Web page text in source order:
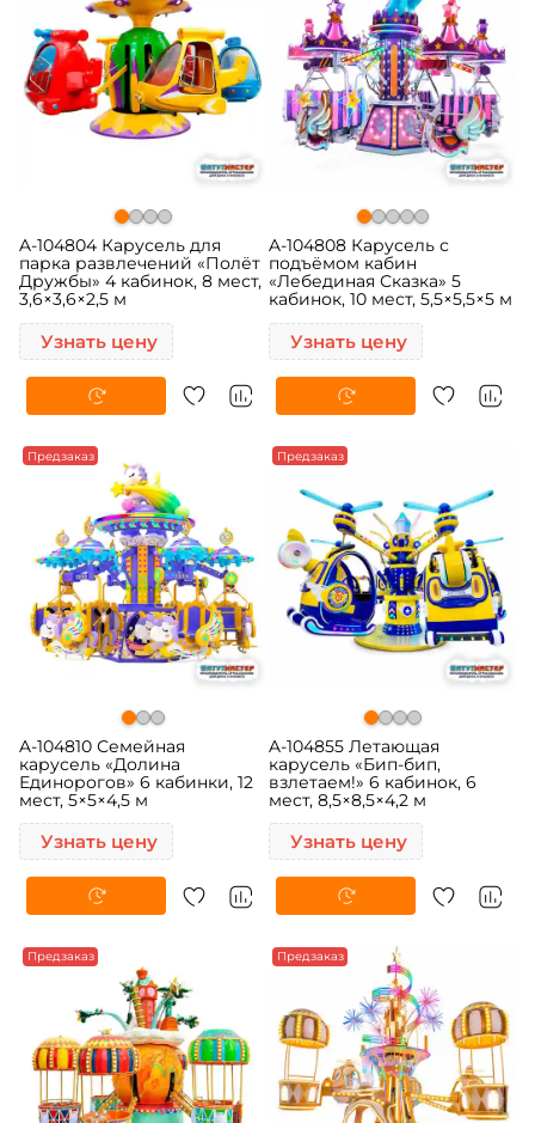
A-104804 Карусель для
парка развлечений «Полёт
Дружбы» 4 кабинок, 8 мест,
3,6×3,6×2,5 м
Узнать цену
A-104808 Карусель с
подъёмом кабин
«Лебединая Сказка» 5
кабинок, 10 мест, 5,5×5,5×5 м
Узнать цену
Предзаказ
A-104810 Семейная
карусель «Долина
Единорогов» 6 кабинки, 12
мест, 5×5×4,5 м
Узнать цену
Предзаказ
A-104855 Летающая
карусель «Бип-бип,
взлетаем!» 6 кабинок, 6
мест, 8,5×8,5×4,2 м
Узнать цену
Предзаказ Предзаказ